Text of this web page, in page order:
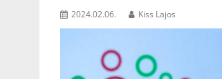
2024.02.06. Kiss Lajos